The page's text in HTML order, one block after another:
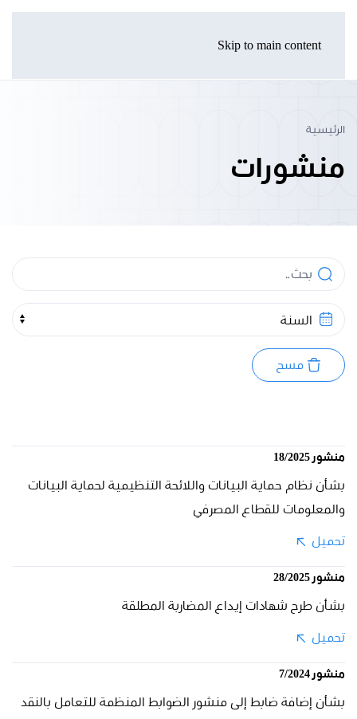
Skip to main content
الرئيسية
منشورات
بحث
السنة
مسح
منشور 18/2025
بشأن نظام حماية البيانات واللائحة التنظيمية لحماية البيانات
والمعلومات للقطاع المصرفي
تحميل
منشور 28/2025
بشأن طرح شهادات إيداع المضاربة المطلقة
تحميل
منشور 7/2024
بشأن إضافة ضابط إلى منشور الضوابط المنظمة للتعامل بالنقد